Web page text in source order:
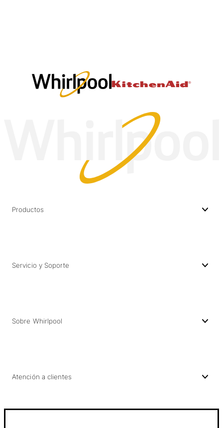
Productos
Servicio y Soporte
Sobre Whirlpool
Atención a clientes